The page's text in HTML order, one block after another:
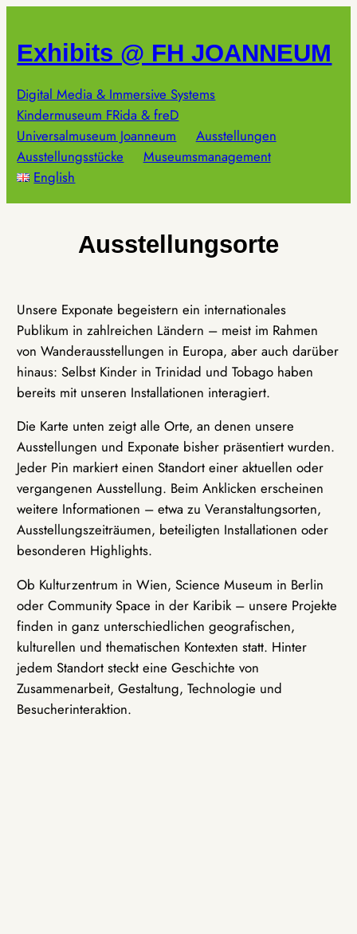
springen
Exhibits @ FH JOANNEUM
Digital Media & Immersive Systems
Kindermuseum FRida & freD
Universalmuseum Joanneum
Ausstellungen
Ausstellungsstücke
Museumsmanagement
English
Ausstellungsorte
Unsere Exponate begeistern ein internationales
Publikum in zahlreichen Ländern – meist im Rahmen
von Wanderausstellungen in Europa, aber auch darüber
hinaus: Selbst Kinder in Trinidad und Tobago haben
bereits mit unseren Installationen interagiert.
Die Karte unten zeigt alle Orte, an denen unsere
Ausstellungen und Exponate bisher präsentiert wurden.
Jeder Pin markiert einen Standort einer aktuellen oder
vergangenen Ausstellung. Beim Anklicken erscheinen
weitere Informationen – etwa zu Veranstaltungsorten,
Ausstellungszeiträumen, beteiligten Installationen oder
besonderen Highlights.
Ob Kulturzentrum in Wien, Science Museum in Berlin
oder Community Space in der Karibik – unsere Projekte
finden in ganz unterschiedlichen geografischen,
kulturellen und thematischen Kontexten statt. Hinter
jedem Standort steckt eine Geschichte von
Zusammenarbeit, Gestaltung, Technologie und
Besucherinteraktion.